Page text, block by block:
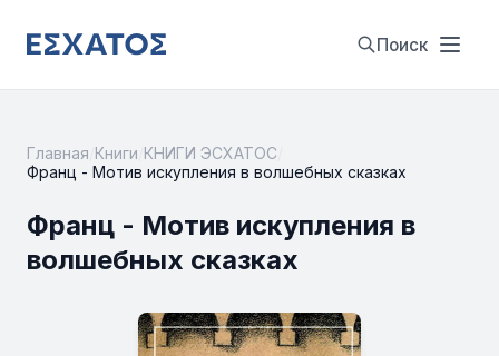
Поиск
Главная Книги КНИГИ ЭСХАТОС
Франц - Мотив искупления в волшебных сказках
Франц - Мотив искупления в
волшебных сказках